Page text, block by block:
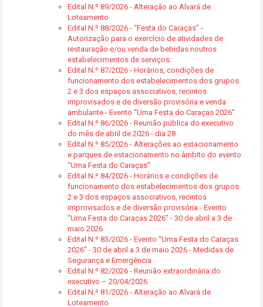
Edital N.º 89/2026 - Alteração ao Alvará de
Loteamento
Edital N.º 88/2026 - “Festa do Caraças” -
Autorização para o exercício de atividades de
restauração e/ou venda de bebidas noutros
estabelecimentos de serviços:
Edital N.º 87/2026 - Horários, condições de
funcionamento dos estabelecimentos dos grupos
2 e 3 dos espaços associativos, recintos
improvisados e de diversão provisória e venda
ambulante - Evento “Uma Festa do Caraças 2026”
Edital N.º 86/2026 - Reunião pública do executivo
do mês de abril de 2026 - dia 28
Edital N.º 85/2026 - Alterações ao estacionamento
e parques de estacionamento no âmbito do evento
“Uma Festa do Caraças”
Edital N.º 84/2026 - Horários e condições de
funcionamento dos estabelecimentos dos grupos
2 e 3 dos espaços associativos, recintos
improvisados e de diversão provisória - Evento
“Uma Festa do Caraças 2026” - 30 de abril a 3 de
maio 2026
Edital N.º 83/2026 - Evento “Uma Festa do Caraças
2026” - 30 de abril a 3 de maio 2026 - Medidas de
Segurança e Emergência
Edital N.º 82/2026 - Reunião extraordinária do
executivo – 20/04/2026
Edital N.º 81/2026 - Alteração ao Alvará de
Loteamento